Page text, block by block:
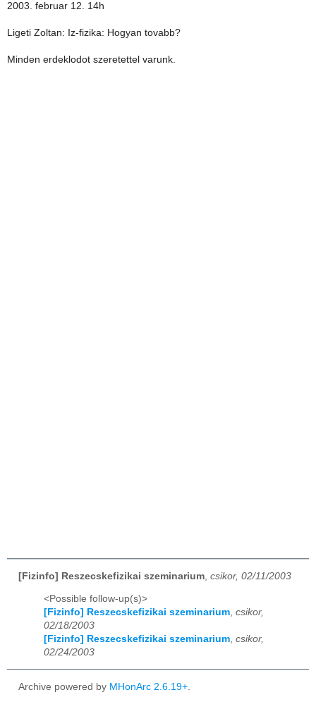
2003. februar 12. 14h
Ligeti Zoltan: Iz-fizika: Hogyan tovabb?
Minden erdeklodot szeretettel varunk.
[Fizinfo] Reszecskefizikai szeminarium csikor, 02/11/2003
<Possible follow-up(s)>
[Fizinfo] Reszecskefizikai szeminarium, csikor,
02/18/2003
[Fizinfo] Reszecskefizikai szeminarium, csikor,
02/24/2003
Archive powered by MHonArc 2.6.19+.